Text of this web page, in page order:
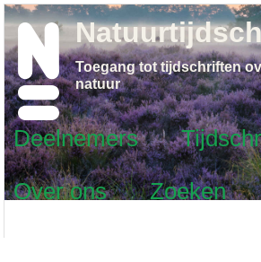
Deelnemers
Over ons
Zoeken
Toegang tot tijdschriften
natuur